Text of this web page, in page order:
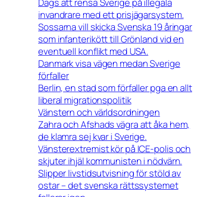
Dags att rensa Sverige på illegala
invandrare med ett prisjägarsystem.
Sossarna vill skicka Svenska 19 åringar
som infanterikött till Grönland vid en
eventuell konflikt med USA.
Danmark visa vägen medan Sverige
förfaller
Berlin, en stad som förfaller pga en allt
liberal migrationspolitik
Vänstern och världsordningen
Zahra och Afshads vägra att åka hem,
de klamra sej kvar i Sverige.
Vänsterextremist kör på ICE-polis och
skjuter ihjäl kommunisten i nödvärn.
Slipper livstidsutvisning för stöld av
ostar – det svenska rättssystemet